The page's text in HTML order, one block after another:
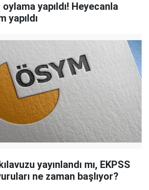
yapıldı! Heyecanla
yapıldı
yayınlandı mı, EKPSS
ne zaman başlıyor?